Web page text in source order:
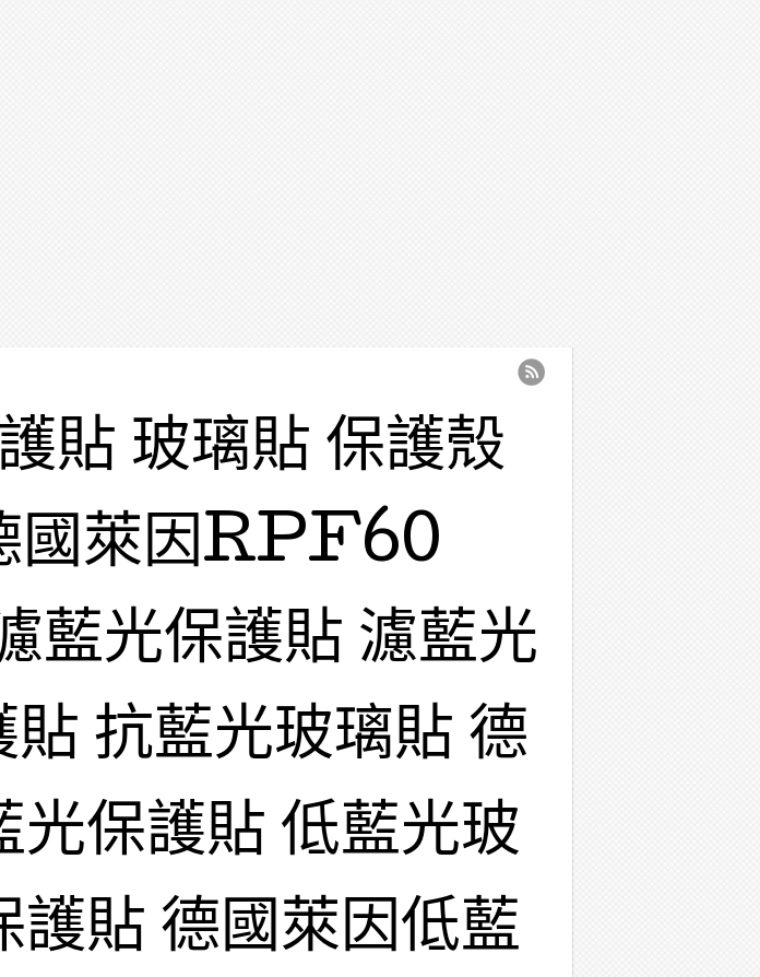
貼 玻璃貼 保護殼
國萊因RPF60
光保護貼 濾藍光
抗藍光玻璃貼 德
光保護貼 低藍光玻
護貼 德國萊因低藍